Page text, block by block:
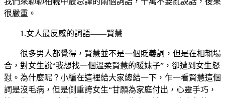
很嚴重。
1.女人最反感的詞語——賢慧
很多男人都覺得，賢慧並不是一個貶義詞，但是在相親場
合，對女生說“我想找一個溫柔賢慧的暖妹子”，卻遭到女生怒
懟。為什麼呢？小編在這裡給大家總結一下，乍一看賢慧這個
詞是沒毛病，但是側重誇女生“甘願為家庭付出，心靈手巧，